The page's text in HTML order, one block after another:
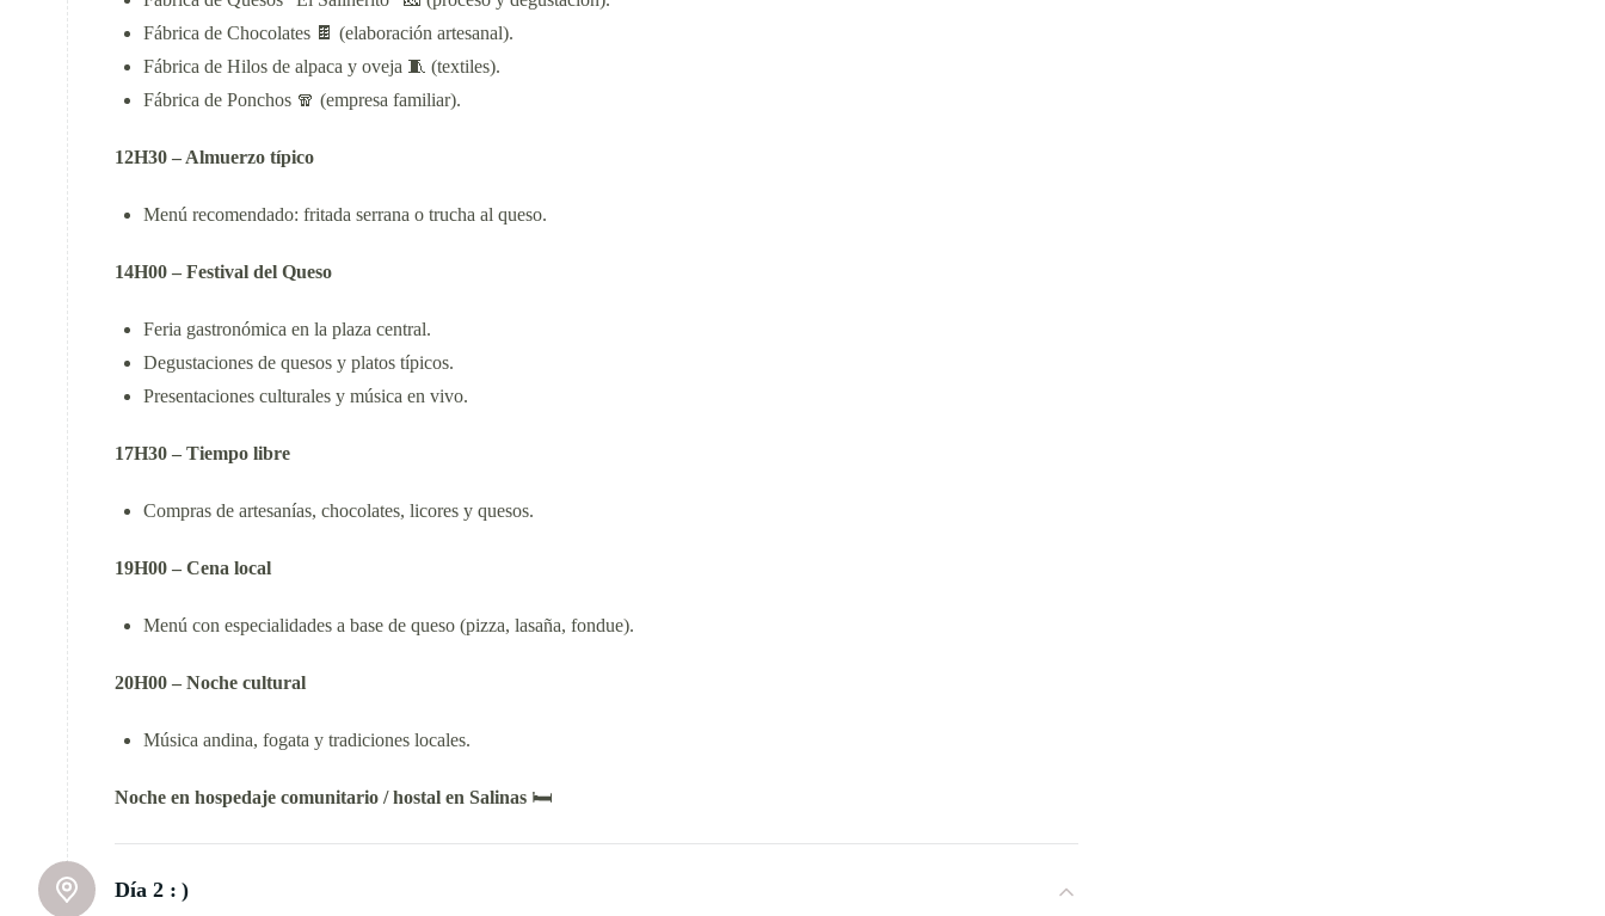
Fábrica de Chocolates 🍫 (elaboración artesanal).
Fábrica de Hilos de alpaca y oveja 🧵 (textiles).
Fábrica de Ponchos 🧣 (empresa familiar).
12H30 – Almuerzo típico
Menú recomendado: fritada serrana o trucha al queso.
14H00 – Festival del Queso
Feria gastronómica en la plaza central.
Degustaciones de quesos y platos típicos.
Presentaciones culturales y música en vivo.
17H30 – Tiempo libre
Compras de artesanías, chocolates, licores y quesos.
19H00 – Cena local
Menú con especialidades a base de queso (pizza, lasaña, fondue).
20H00 – Noche cultural
Música andina, fogata y tradiciones locales.
Noche en hospedaje comunitario / hostal en Salinas 🛏️
Día 2 : )